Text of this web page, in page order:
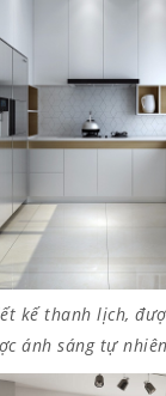
kế thanh lịch,
ánh sáng tự